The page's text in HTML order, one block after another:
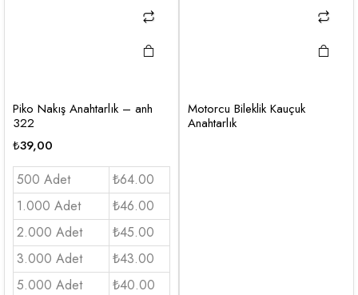
Piko Nakış Anahtarlık – anh
322
₺39,00
500 Adet
₺64.00
1.000 Adet
₺46.00
2.000 Adet
₺45.00
3.000 Adet
₺43.00
5.000 Adet
₺40.00
Motorcu Bileklik Kauçuk
Anahtarlık